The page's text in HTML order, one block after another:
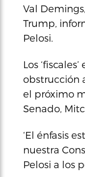
Val
Trump,
Pelosi.
Los
obstrucción
el próximo
Senado,
‘El énfasis
nuestra
Pelosi a los